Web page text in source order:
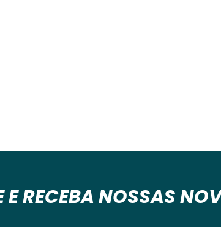
RECEBA NOSSAS